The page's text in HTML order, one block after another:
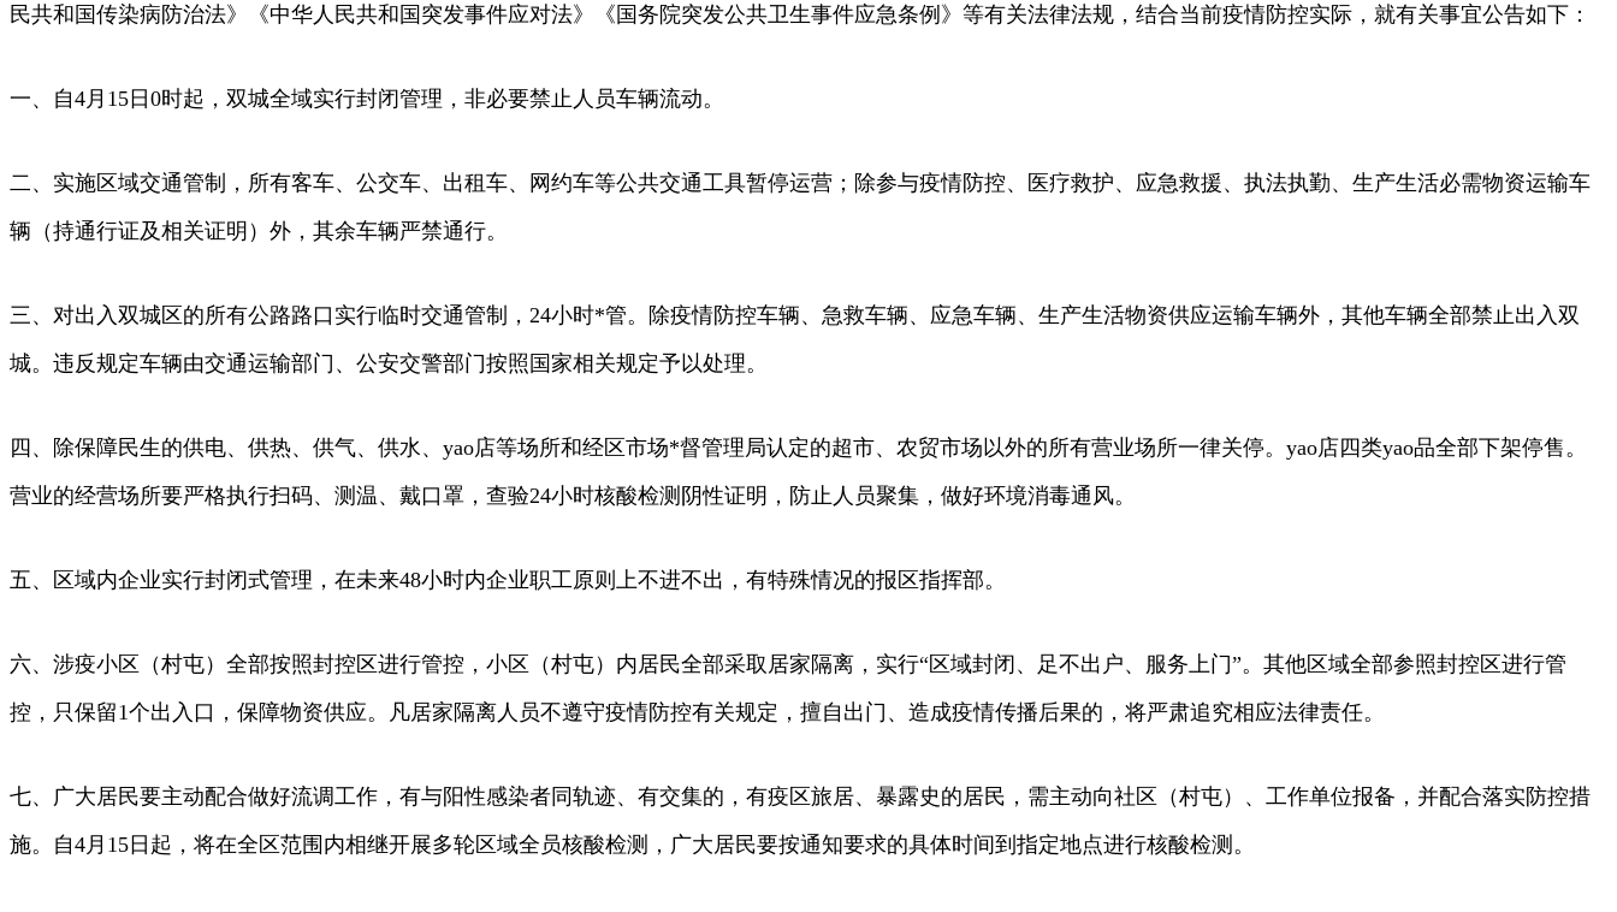
民共和国传染病防治法》《中华人民共和国突发事件应对法》《国务院突发公共卫生事件应急条例》等有关法律法规，结合当前疫情防控实际，就有关事宜公告如下：
一、自4月15日0时起，双城全域实行封闭管理，非必要禁止人员车辆流动。
二、实施区域交通管制，所有客车、公交车、出租车、网约车等公共交通工具暂停运营；除参与疫情防控、医疗救护、应急救援、执法执勤、生产生活必需物资运输车
辆（持通行证及相关证明）外，其余车辆严禁通行。
三、对出入双城区的所有公路路口实行临时交通管制，24小时*管。除疫情防控车辆、急救车辆、应急车辆、生产生活物资供应运输车辆外，其他车辆全部禁止出入双
城。违反规定车辆由交通运输部门、公安交警部门按照国家相关规定予以处理。
四、除保障民生的供电、供热、供气、供水、yao店等场所和经区市场*督管理局认定的超市、农贸市场以外的所有营业场所一律关停。yao店四类yao品全部下架停售。
营业的经营场所要严格执行扫码、测温、戴口罩，查验24小时核酸检测阴性证明，防止人员聚集，做好环境消毒通风。
五、区域内企业实行封闭式管理，在未来48小时内企业职工原则上不进不出，有特殊情况的报区指挥部。
六、涉疫小区（村屯）全部按照封控区进行管控，小区（村屯）内居民全部采取居家隔离，实行“区域封闭、足不出户、服务上门”。其他区域全部参照封控区进行管
控，只保留1个出入口，保障物资供应。凡居家隔离人员不遵守疫情防控有关规定，擅自出门、造成疫情传播后果的，将严肃追究相应法律责任。
七、广大居民要主动配合做好流调工作，有与阳性感染者同轨迹、有交集的，有疫区旅居、暴露史的居民，需主动向社区（村屯）、工作单位报备，并配合落实防控措
施。自4月15日起，将在全区范围内相继开展多轮区域全员核酸检测，广大居民要按通知要求的具体时间到指定地点进行核酸检测。